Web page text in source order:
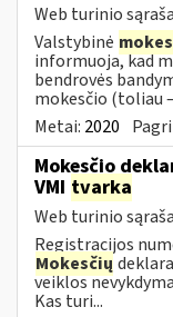
Web turinio
Valstybinė
informuoja, kad
bendrovės
mokesčio (toliau
Metai: 2020
Mokesčio
VMI tvarka
Web turinio
Registracijos
Mokesčių
veiklos
Kas turi...